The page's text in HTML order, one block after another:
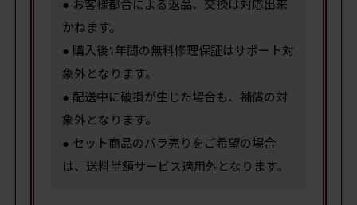
● お客様都合による返品、交換は対応出来
かねます。
● 購入後1年間の無料修理保証はサポート対
象外となります。
● 配送中に破損が生じた場合も、補償の対
象外となります。
● セット商品のバラ売りをご希望の場合
は、送料半額サービス適用外となります。